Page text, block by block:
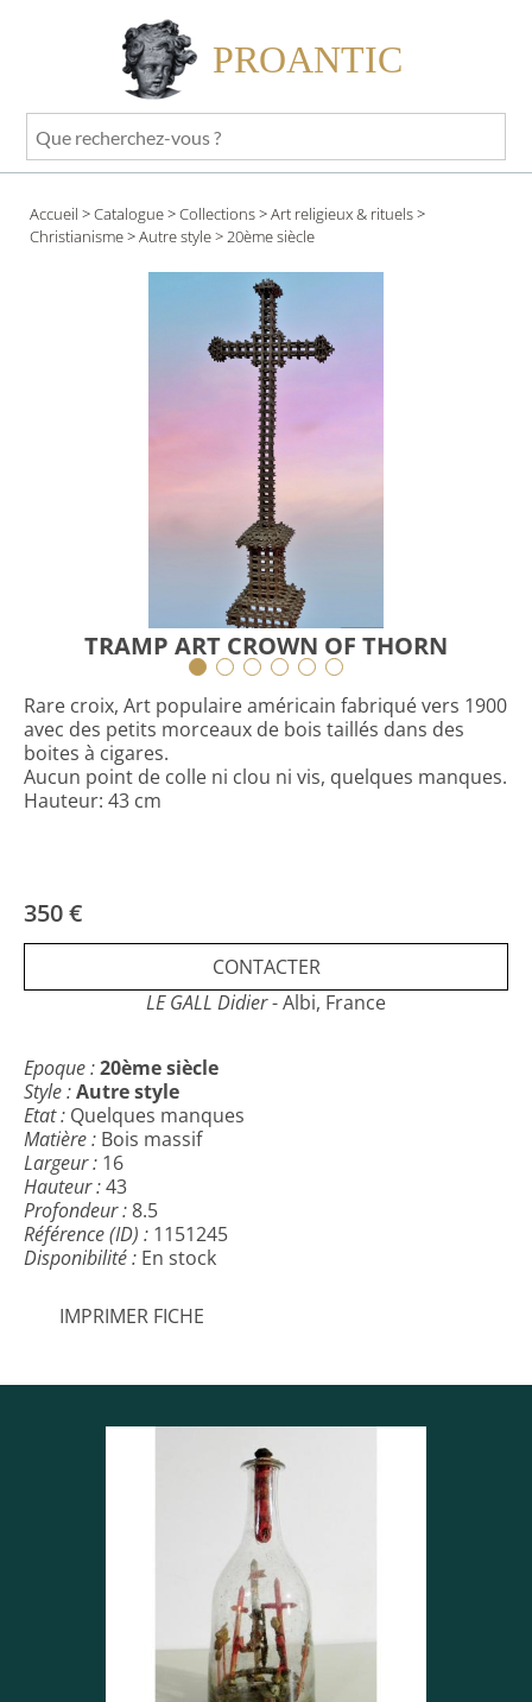
PROANTIC
Que
recherchez-
?
Accueil >Catalogue>Collections>Art religieux & rituels>
Christianisme>Autre style> 20ème siècle
TRAMP ART CROWN OF THORN
Rare croix, Art populaire américain fabriqué vers 1900
avec des petits morceaux de bois taillés dans des
boites à cigares.
Aucun point de colle ni clou ni vis, quelques manques.
Hauteur: 43 cm
350 €
CONTACTER
LE GALL Didier- Albi, France
Epoque :20ème siècle
Style :Autre style
Etat : Quelques manques
Matière : Bois massif
Largeur : 16
Hauteur :43
Profondeur :8.5
Référence (ID) : 1151245
Disponibilité : En stock
IMPRIMER FICHE